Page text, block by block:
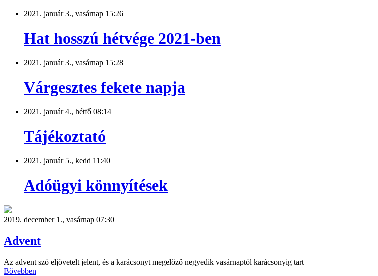
2021. január 3., vasárnap 15:26
Hat hosszú hétvége 2021-ben
2021. január 3., vasárnap 15:28
Várgesztes fekete napja
2021. január 4., hétfő 08:14
Tájékoztató
2021. január 5., kedd 11:40
Adóügyi könnyítések
2019. december 1., vasárnap 07:30
Advent
Az advent szó eljövetelt jelent, és a karácsonyt megelőző negyedik vasárnaptól karácsonyig tart
Bővebben